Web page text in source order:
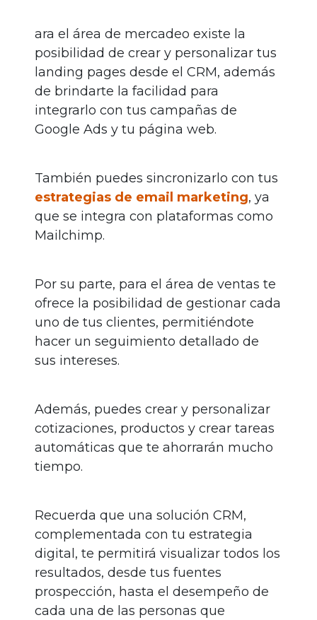
ara el área de mercadeo existe la
posibilidad de crear y personalizar tus
landing pages desde el CRM, además
de brindarte la facilidad para
integrarlo con tus campañas de
Google Ads y tu página web.
También puedes sincronizarlo con tus
estrategias de email marketing, ya
que se integra con plataformas como
Mailchimp.
Por su parte, para el área de ventas te
ofrece la posibilidad de gestionar cada
uno de tus clientes, permitiéndote
hacer un seguimiento detallado de
sus intereses.
Además, puedes crear y personalizar
cotizaciones, productos y crear tareas
automáticas que te ahorrarán mucho
tiempo.
Recuerda que una solución CRM,
complementada con tu estrategia
digital, te permitirá visualizar todos los
resultados, desde tus fuentes
prospección, hasta el desempeño de
cada una de las personas que